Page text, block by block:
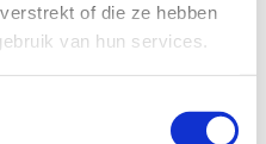
of die ze hebben
van hun services.